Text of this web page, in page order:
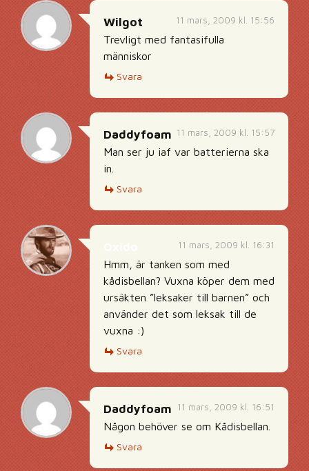
11 mars, 2009 kl. 15:56
Wilgot
Trevligt med fantasifulla
människor
Svara
11 mars, 2009 kl. 15:57
Daddyfoam
Man ser ju iaf var batterierna ska
in.
Svara
11 mars, 2009 kl. 16:31
Hmm, är tanken som med
kådisbellan? Vuxna köper dem med
ursäkten ”leksaker till barnen” och
använder det som leksak till de
vuxna :)
Svara
11 mars, 2009 kl. 16:51
Daddyfoam
Någon behöver se om Kådisbellan.
Svara